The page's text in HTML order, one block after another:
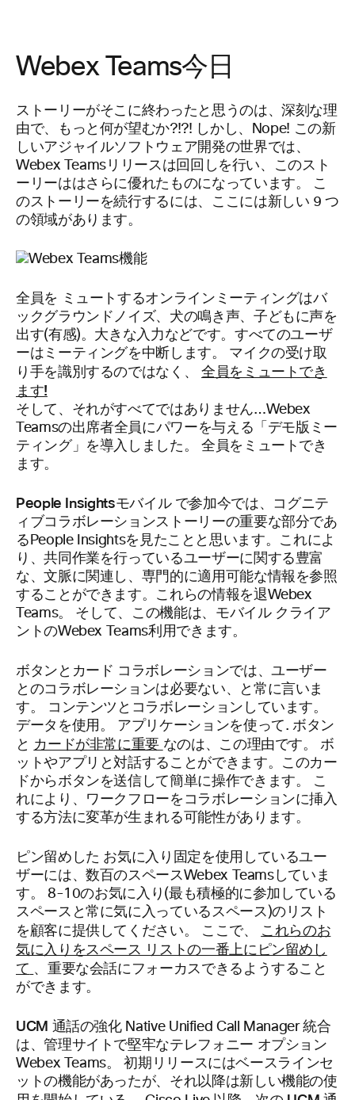
Webex Teams今日
ストーリーがそこに終わったと思うのは、深刻な理
由で、もっと何が望むか?!?! しかし、Nope! この新
しいアジャイルソフトウェア開発の世界では、
Webex Teamsリリースは回回しを行い、このスト
ーリーははさらに優れたものになっています。 こ
のストーリーを続行するには、ここには新しい 9 つ
の領域があります。
全員を
ミュートするオンラインミーティングはバ
ックグラウンドノイズ、犬の鳴き声、子どもに声を
出す(有感)。大きな入力などです。すべてのユーザ
ーはミーティングを中断します。 マイクの受け取
り手を識別するのではなく、 全員をミュートでき
ます!
そして、それがすべてではありません…Webex
Teamsの出席者全員にパワーを与える「デモ版ミー
ティング」を導入しました。 全員をミュートでき
ます。
People Insightsモバイル で参加今では、コグニテ
ィブコラボレーションストーリーの重要な部分であ
るPeople Insightsを見たことと思います。これによ
り、共同作業を行っているユーザーに関する豊富
な、文脈に関連し、専門的に適用可能な情報を参照
することができます。これらの情報を退Webex
Teams。 そして、この機能は、モバイル クライア
ントのWebex Teams利用できます。
ボタンとカード コラボレーションでは、ユーザー
とのコラボレーションは必要ない、と常に言いま
す。 コンテンツとコラボレーションしています。
データを使用。 アプリケーションを使って. ボタン
と カードが非常に重要 なのは、この理由です。 ボ
ットやアプリと対話することができます。このカー
ドからボタンを送信して簡単に操作できます。 こ
れにより、ワークフローをコラボレーションに挿入
する方法に変革が生まれる可能性があります。
ピン留めした お気に入り固定を使用しているユー
ザーには、数百のスペースWebex Teamsしていま
す。 8-10のお気に入り(最も積極的に参加している
スペースと常に気に入っているスペース)のリスト
を顧客に提供してください。 ここで、 これらのお
気に入りをスペース リストの一番上にピン留めし
て 、重要な会話にフォーカスできるようすること
ができます。
UCM 通話の強化Native Unified Call Manager 統合
は、管理サイトで堅牢なテレフォニー オプション
Webex Teams。 初期リリースにはベースラインセ
ットの機能があったが、それ以降は新しい機能の使